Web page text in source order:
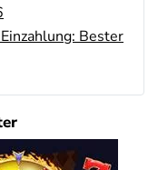
4.6/5
Bester